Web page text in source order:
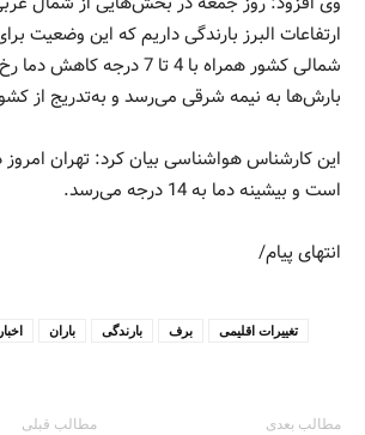
ارتفاعات البرز بارندگی داریم که این وضعیت
شمالی کشور همراه با 4 تا 7
بارش‌ها به نیمه شرقی می‌رسد و به‌تدریج از
این کارشناس هواشناسی بیان کرد: تهران
است و بیشینه دما به 14 درجه می‌رسد.
انتهای پیام/
باران بارندگی برف
تغییرات اقلیمی
مطالب قبلی مطالب بعدی